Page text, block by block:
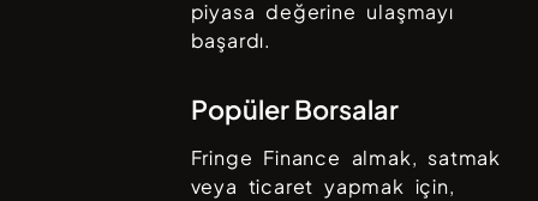
piyasa değerine ulaşmayı
başardı.
Popüler Borsalar
Fringe Finance almak, satmak
veya ticaret yapmak için,